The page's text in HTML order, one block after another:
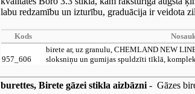
labu redzamību un izturību, graduācija ir veidota
Kods
957_606
birete ar, uz granulu, CHEMLAND NEW
sloksniņu un gumijas spuldzīti tīklā,
burettes, Birete gāzei stikla aizbāzni - Gāzes